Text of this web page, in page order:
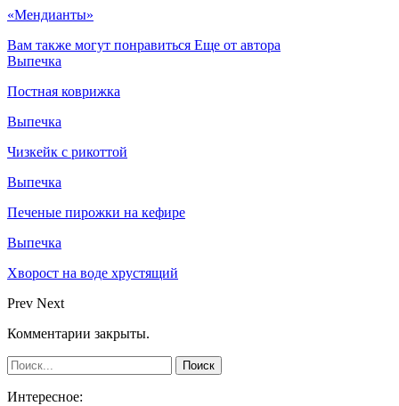
«Мендианты»
Вам также могут понравиться Еще от автора
Выпечка
Постная коврижка
Выпечка
Чизкейк с рикоттой
Выпечка
Печеные пирожки на кефире
Выпечка
Хворост на воде хрустящий
Prev Next
Комментарии закрыты.
Интересное: